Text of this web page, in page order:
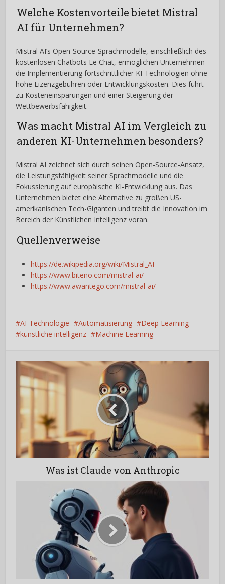
Welche Kostenvorteile bietet Mistral
AI für Unternehmen?
Mistral AI’s Open-Source-Sprachmodelle, einschließlich des
kostenlosen Chatbots Le Chat, ermöglichen Unternehmen
die Implementierung fortschrittlicher KI-Technologien ohne
hohe Lizenzgebühren oder Entwicklungskosten. Dies führt
zu Kosteneinsparungen und einer Steigerung der
Wettbewerbsfähigkeit.
Was macht Mistral AI im Vergleich zu
anderen KI-Unternehmen besonders?
Mistral AI zeichnet sich durch seinen Open-Source-Ansatz,
die Leistungsfähigkeit seiner Sprachmodelle und die
Fokussierung auf europäische KI-Entwicklung aus. Das
Unternehmen bietet eine Alternative zu großen US-
amerikanischen Tech-Giganten und treibt die Innovation im
Bereich der Künstlichen Intelligenz voran.
Quellenverweise
https://de.wikipedia.org/wiki/Mistral_AI
https://www.biteno.com/mistral-ai/
https://www.awantego.com/mistral-ai/
AI-Technologie Automatisierung
Deep Learning
künstliche intelligenz
Machine Learning
Was ist Claude von Anthropic